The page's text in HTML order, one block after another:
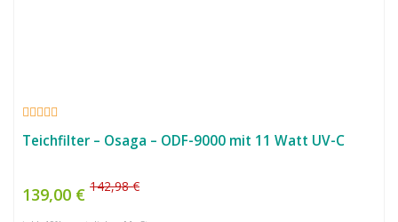
Teichfilter – Osaga – ODF-9000 mit 11 Watt UV-C
139,00 € 142,98 €